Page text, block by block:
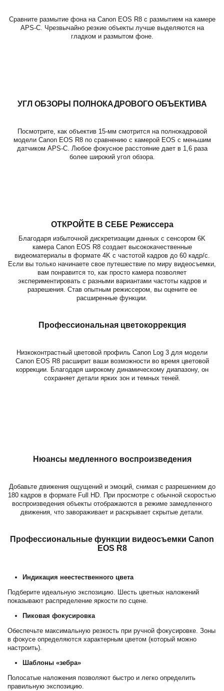
Сравните размытие фона на Canon EOS R8 с размытием на камере
APS-C. Чрезвычайно резкие объекты лучше выделяются на
гладком и размытом фоне.
УГЛ ОБЗОРЫ ПОЛНОКАДРОВОГО ОБЪЕКТИВА
Посмотрите, как объектив 15-мм смотрится на полнокадровой
модели Canon EOS R8 по сравнению с камерой EOS с меньшим
датчиком APS-C. Любое фокусное расстояние дает в 1,6 раза
более широкий угол обзора.
ОТКРОЙТЕ В СЕБЕ Режиссера
Благодаря избыточной дискретизации данных с сенсором 6K
камера Canon EOS R8 создает высококачественные
видеоматериалы в формате 4K с частотой кадров до 60 кадр/с.
Если вы только начинаете свое путешествие по миру видеосъемки,
вам понравится то, как просто камера позволяет
экспериментировать с разными вариантами частоты кадров и
разрешения. Став опытным режиссером, вы оцените ее
расширенные функции.
Профессиональная цветокоррекция
Низкоконтрастный цветовой профиль Canon Log 3 для модели
Canon EOS R8 расширит ваши возможности во время цветовой
коррекции. Благодаря широкому динамическому диапазону, он
сохраняет детали ярких зон и темных теней.
Нюансы медленного воспроизведения
Добавьте движения ощущений и эмоций, снимая с разрешением до
180 кадров в формате Full HD. При просмотре с обычной скоростью
воспроизведения объекты отображаются в режиме замедленного
движения, что завораживает и раскрывает скрытые детали.
Профессиональные функции видеосъемки Canon
EOS R8
Индикация неестественного цвета
Подберите идеальную экспозицию. Шесть цветных наложений
показывают распределение яркости по сцене.
Пиковая фокусировка
Обеспечьте максимальную резкость при ручной фокусировке. Зоны
в фокусе определяются характерным цветом (который можно
настроить).
Шаблоны «зебра»
Полосатые наложения позволяют быстро и легко определить
правильную экспозицию.